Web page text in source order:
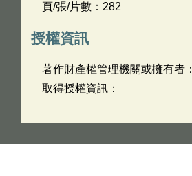
頁/張/片數：282
授權資訊
著作財產權管理機關或擁有者：
取得授權資訊：